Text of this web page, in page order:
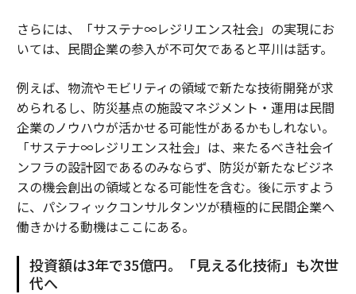
さらには、「サステナ∞レジリエンス社会」の実現にお
いては、民間企業の参入が不可欠であると平川は話す。
例えば、物流やモビリティの領域で新たな技術開発が求
められるし、防災基点の施設マネジメント・運用は民間
企業のノウハウが活かせる可能性があるかもしれない。
「サステナ∞レジリエンス社会」は、来たるべき社会イ
ンフラの設計図であるのみならず、防災が新たなビジネ
スの機会創出の領域となる可能性を含む。後に示すよう
に、パシフィックコンサルタンツが積極的に民間企業へ
働きかける動機はここにある。
投資額は3年で35億円。「見える化技術」も次世
代へ